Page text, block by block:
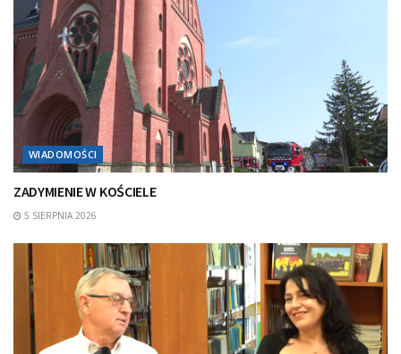
WIADOMOŚCI
ZADYMIENIE W KOŚCIELE
5 SIERPNIA 2026